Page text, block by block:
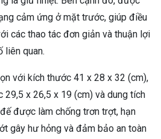
cảm ứng ở mặt trước, giúp điều
các thao tác đơn giản và thuận lợi
liên quan.
với kích thước 41 x 28 x 32 (cm),
29,5 x 26,5 x 19 (cm) và dung tích
được làm chống trơn trợt, hạn
gây hư hỏng và đảm bảo an toàn